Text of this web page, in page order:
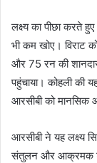
लक्ष्य का पीछा करते
भी कम खोए। विराट
और 75 रन की
पहुंचाया। कोहली की
आरसीबी को मानसिक
आरसीबी ने यह लक्ष्य
संतुलन और आक्रमक